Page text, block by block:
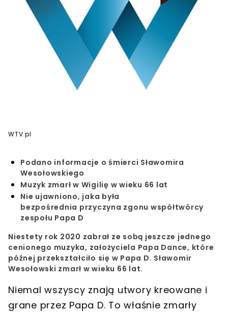
WTV.pl
Podano informacje o śmierci Sławomira
Wesołowskiego
Muzyk zmarł w Wigilię w wieku 66 lat
Nie ujawniono, jaka była
bezpośrednia przyczyna zgonu współtwórcy
zespołu Papa D
Niestety rok 2020 zabrał ze sobą jeszcze jednego
cenionego muzyka, założyciela Papa Dance, które
późnej przekształciło się w Papa D. Sławomir
Wesołowski zmarł w wieku 66 lat.
Niemal wszyscy znają utwory kreowane i
grane przez Papa D. To właśnie zmarły